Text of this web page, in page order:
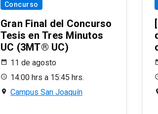
Concurso
Gran Final del Concurso
Tesis en Tres Minutos
UC (3MT® UC)
11 de agosto
14:00 hrs a 15:45 hrs.
Campus San Joaquín